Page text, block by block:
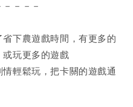
－－－
下農遊戲時間，有更多的
或玩更多的遊戲
輕鬆玩，把卡關的遊戲通